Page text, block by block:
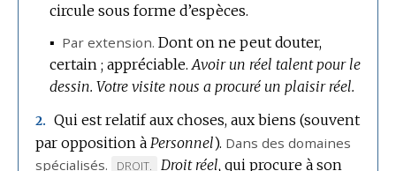
circule sous forme d’espèces.
▪ Par extension. Dont on ne peut douter,
certain ; appréciable. Avoir un réel talent pour le
dessin. Votre visite nous a procuré un plaisir réel.
2. Qui est relatif aux choses, aux biens (souvent
par opposition à Personnel). Dans des domaines
spécialisés.
MARQUE
DROIT. Droit réel, qui procure à son